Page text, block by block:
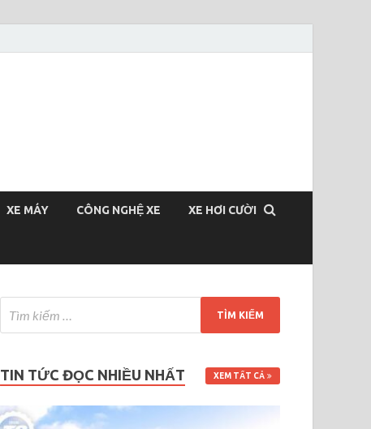
XE MÁY CÔNG NGHỆ XE XE HƠI CƯỜI
TIN TỨC ĐỌC NHIỀU NHẤT XEM TẤT CẢ